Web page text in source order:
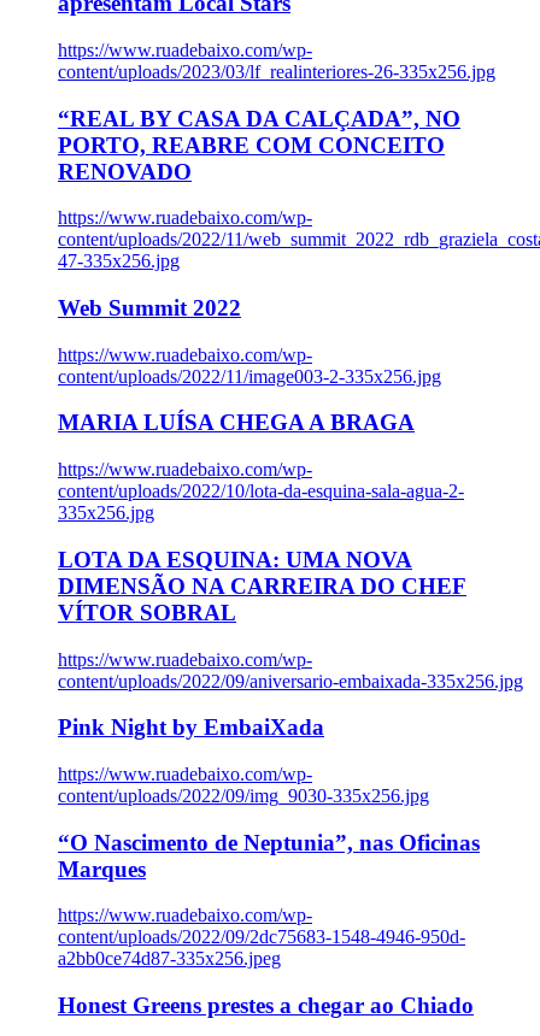
https://www.ruadebaixo.com/wp-
content/uploads/2023/03/lf_realinteriores-26-335x256.jpg
“REAL BY CASA DA CALÇADA”, NO
PORTO, REABRE COM CONCEITO
RENOVADO
https://www.ruadebaixo.com/wp-
content/uploads/2022/11/
47-335x256.jpg
Web Summit 2022
https://www.ruadebaixo.com/wp-
content/uploads/2022/11/image003-2-335x256.jpg
MARIA LUÍSA CHEGA A BRAGA
https://www.ruadebaixo.com/wp-
content/uploads/2022/10/lota-da-esquina-sala-agua-2-
335x256.jpg
LOTA DA ESQUINA: UMA NOVA
DIMENSÃO NA CARREIRA DO CHEF
VÍTOR SOBRAL
https://www.ruadebaixo.com/wp-
content/uploads/2022/09/aniversario-embaixada-335x256.jpg
Pink Night by EmbaiXada
https://www.ruadebaixo.com/wp-
content/uploads/2022/09/img_9030-335x256.jpg
“O Nascimento de Neptunia”, nas Oficinas
Marques
https://www.ruadebaixo.com/wp-
content/uploads/2022/09/2dc75683-1548-4946-950d-
a2bb0ce74d87-335x256.jpeg
Honest Greens prestes a chegar ao Chiado